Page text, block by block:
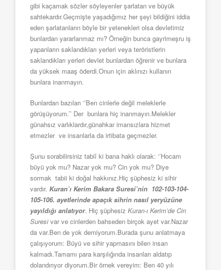
gibi kaçamak sözler söyleyenler şarlatan ve büyük
sahtekardır.Geçmişte yaşadığımız her şeyi bildiğini iddia
eden şarlatanların böyle bir yetenekleri olsa devletimiz
bunlardan yararlanmaz mı? Örneğin bunca gayrimeşru iş
yapanların saklandıkları yerleri veya teröristlerin
saklandıkları yerleri devlet bunlardan öğrenir ve bunlara
da yüksek maaş öderdi.Onun için aklınızı kullanın
bunlara inanmayın.
Bunlardan bazıları ‘’Ben cinlerle değil meleklerle
görüşüyorum.’’ Der bunlara hiç inanmayın.Melekler
günahsız varlıklardır,günahkar imansızlara hizmet
etmezler ve insanlarla da irtibata geçmezler.
Şunu sorabilirsiniz tabiî ki bana haklı olarak: ‘’Hocam
büyü yok mu? Nazar yok mu? Cin yok mu? Diye
sormak tabii ki doğal hakkınız.Hiç şüphesiz ki sihir
vardır. Kuran’ı Kerim Bakara Suresi’nin 102-103-104-
105-106. ayetlerinde apaçık sihrin nasıl yeryüzüne
yayıldığı anlatıyor. Hiç şüphesiz Kuran-ı Kerim’de Cin
Suresivar ve cinlerden bahseden birçok ayet var.Nazar
da var.Ben de yok demiyorum.Burada şunu anlatmaya
çalışıyorum: Büyü ve sihir yapmasını bilen insan
kalmadı.Tamamı para karşılığında insanları aldatıp
dolandırıyor diyorum.Bir örnek vereyim: Ben 40 yılı